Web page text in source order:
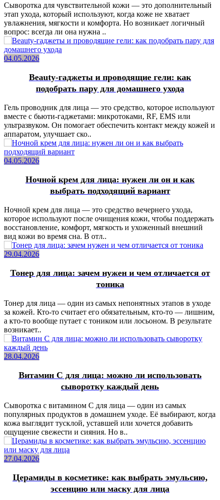
Сыворотка для чувствительной кожи — это дополнительный
этап ухода, который используют, когда коже не хватает
увлажнения, мягкости и комфорта. Но возникает логичный
вопрос: всегда ли она нужна ..
04.05.2026
Beauty-гаджеты и проводящие гели: как
подобрать пару для домашнего ухода
Гель проводник для лица — это средство, которое используют
вместе с бьюти-гаджетами: микротоками, RF, EMS или
ультразвуком. Он помогает обеспечить контакт между кожей и
аппаратом, улучшает ско..
04.05.2026
Ночной крем для лица: нужен ли он и как
выбрать подходящий вариант
Ночной крем для лица — это средство вечернего ухода,
которое используют после очищения кожи, чтобы поддержать
восстановление, комфорт, мягкость и ухоженный внешний
вид кожи во время сна. В отл..
29.04.2026
Тонер для лица: зачем нужен и чем отличается от
тоника
Тонер для лица — один из самых непонятных этапов в уходе
за кожей. Кто-то считает его обязательным, кто-то — лишним,
а кто-то вообще путает с тоником или лосьоном. В результате
возникает..
28.04.2026
Витамин C для лица: можно ли использовать
сыворотку каждый день
Сыворотка с витамином C для лица — один из самых
популярных продуктов в домашнем уходе. Её выбирают, когда
кожа выглядит тусклой, уставшей или хочется добавить
ощущение свежести и сияния. Но в..
27.04.2026
Церамиды в косметике: как выбрать эмульсию,
эссенцию или маску для лица